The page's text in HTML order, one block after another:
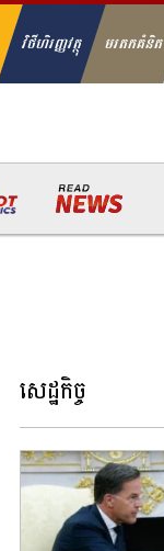
វិថីហិរញ្ញវត្ថុ មរតកគំនិត
សេដ្ឋកិច្ច